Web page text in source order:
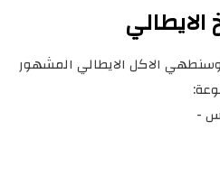
الاكل الايطالي المشهور
-